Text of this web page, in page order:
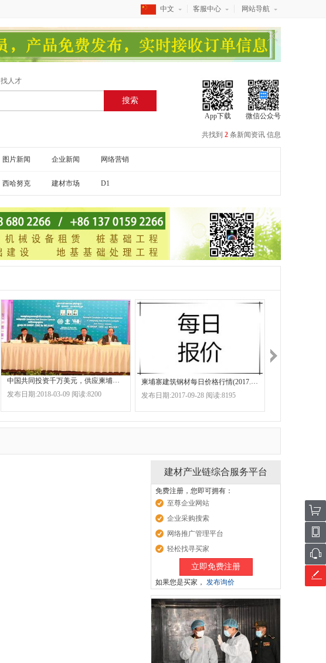
中文 客服中心 网站导航
找人才
搜索
App下载 微信公众号
共找到 2 条新闻资讯 信息
图片新闻 企业新闻 网络营销
西哈努克 建材市场 D1
发布日期:2018-03-09 阅读:8200
发布日期:2017-09-28 阅读:8195
建材产业链综合服务平台
免费注册，您即可拥有：
至尊企业网站
企业采购搜索
网络推广管理平台
轻松找寻买家
立即免费注册
如果您是买家， 发布询价